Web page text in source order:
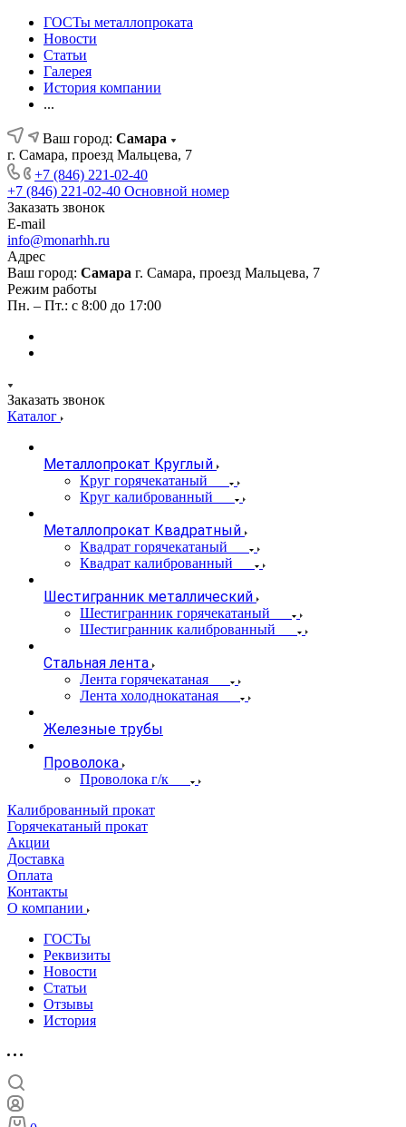
ГОСТы металлопроката
Новости
Статьи
Галерея
История компании
...
Ваш город: Самара
г. Самара, проезд Мальцева, 7
+7 (846) 221-02-40
+7 (846) 221-02-40 Основной номер
Заказать звонок
E-mail
info@monarhh.ru
Адрес
Ваш город: Самара г. Самара, проезд Мальцева, 7
Режим работы
Пн. – Пт.: с 8:00 до 17:00
Заказать звонок
Каталог
Металлопрокат Круглый
Круг горячекатаный
Круг калиброванный
Металлопрокат Квадратный
Квадрат горячекатаный
Квадрат калиброванный
Шестигранник металлический
Шестигранник горячекатаный
Шестигранник калиброванный
Стальная лента
Лента горячекатаная
Лента холоднокатаная
Железные трубы
Проволока
Проволока г/к
Калиброванный прокат
Горячекатаный прокат
Акции
Доставка
Оплата
Контакты
О компании
ГОСТы
Реквизиты
Новости
Статьи
Отзывы
История